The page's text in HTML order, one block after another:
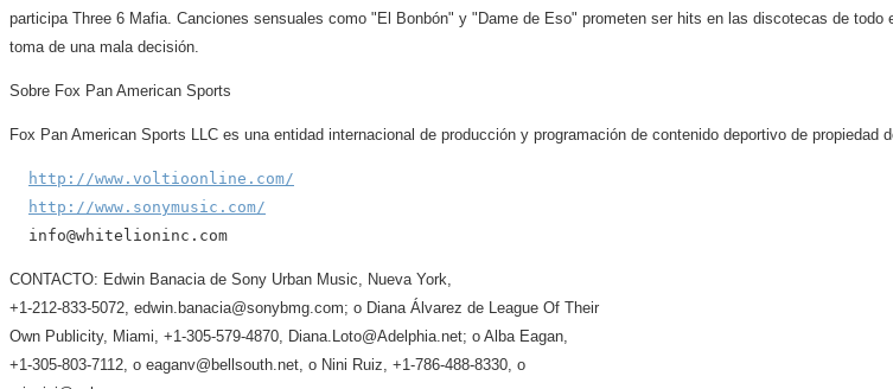
participa Three 6 Mafia. Canciones sensuales como "El Bonbón" y "Dame de Eso" prometen ser hits en las discotecas de
toma de una mala decisión.
Sobre Fox Pan American Sports
Fox Pan American Sports LLC es una entidad internacional de producción y programación de contenido deportivo de
http://www.voltioonline.com/
http://www.sonymusic.com/
CONTACTO: Edwin Banacia de Sony Urban Music, Nueva York,
+1-212-833-5072, edwin.banacia@sonybmg.com; o Diana Álvarez de League Of Their
Own Publicity, Miami, +1-305-579-4870, Diana.Loto@Adelphia.net; o Alba Eagan,
+1-305-803-7112, o eaganv@bellsouth.net, o Nini Ruiz, +1-786-488-8330, o